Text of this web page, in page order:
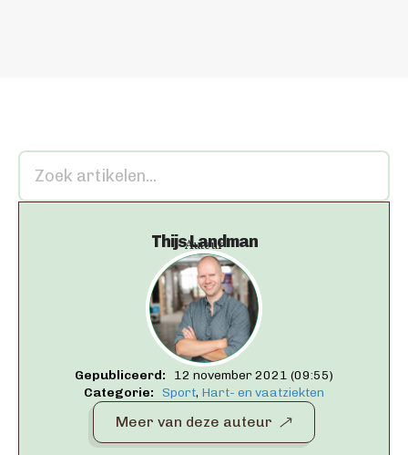
Auteur
Thijs Landman
Gepubliceerd: 12 november 2021 (09:55)
Categorie: Sport Hart- en vaatziekten
Meer van deze auteur